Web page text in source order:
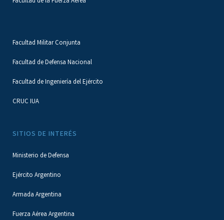
Facultad Militar Conjunta
Facultad de Defensa Nacional
Facultad de Ingeniería del Ejército
CRUC IUA
SITIOS DE INTERÉS
Ministerio de Defensa
Ejército Argentino
Armada Argentina
Fuerza Aérea Argentina